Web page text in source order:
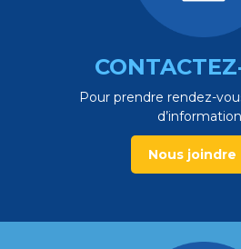
Pour prendre rendez-
Nous joindre